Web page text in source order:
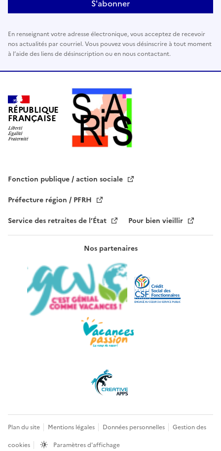
s
e
r
c
e
h
a
m
p
v
e
En renseignant votre adresse électronique, vous acceptez de recevoir
nos actualités par courriel. Vous pouvez vous désinscrire à tout moment
à l’aide des liens de désinscription ou en nous contactant.
RÉPUBLIQUE
FRANÇAISE
Fonction publique / action sociale
Préfecture région / PFRH
Service des retraites de l’État
Pour bien vieillir
Nos partenaires
Plan du site Mentions légales Données personnelles
Gestion des
cookies
Paramètres d'affichage